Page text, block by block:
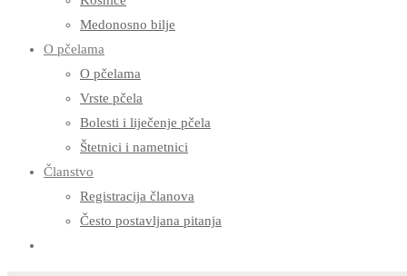
Medonosno bilje
O pčelama
O pčelama
Vrste pčela
Bolesti i liječenje pčela
Štetnici i nametnici
Članstvo
Registracija članova
Često postavljana pitanja